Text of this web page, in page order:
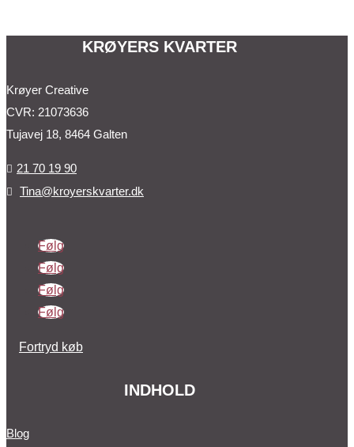
KRØYERS KVARTER
Krøyer Creative
CVR: 21073636
Tujavej 18, 8464 Galten
 21 70 19 90
 Tina@kroyerskvarter.dk
Følg
Følg
Følg
Følg
Fortryd køb
INDHOLD
Blog